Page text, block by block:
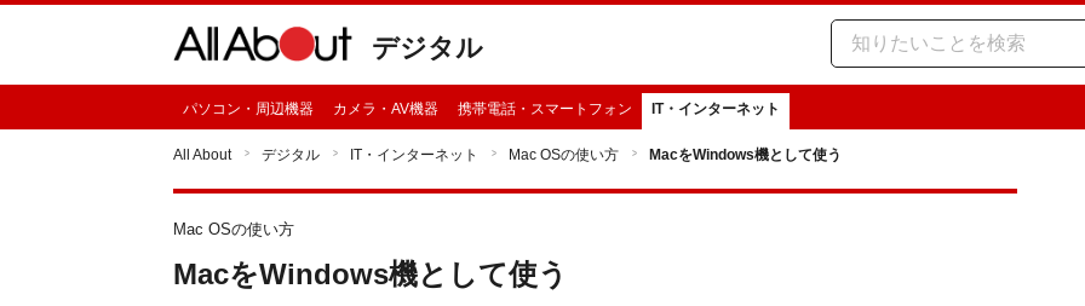
デジタル
パソコン・周辺機器 カメラ・AV機器 携帯電話・スマートフォン IT・インターネット
All About デジタル IT・インターネット Mac OSの使い方 MacをWindows機として使う
Mac OSの使い方
MacをWindows機として使う